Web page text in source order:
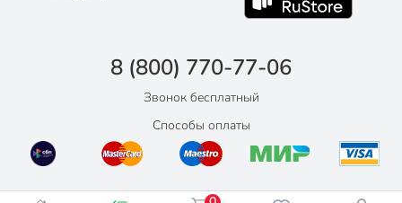
8 (800) 770-77-06
Звонок бесплатный
Способы оплаты